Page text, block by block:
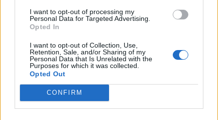
I want to opt-out of processing my
Personal Data for Targeted Advertising.
Opted In
I want to opt-out of Collection, Use,
Retention, Sale, and/or Sharing of my
Personal Data that Is Unrelated with the
Purposes for which it was collected.
Opted Out
CONFIRM
snart kommer i en KDR-utgave, med
betegnelsen IC-4088S. Verdt å vente på?
Leveres i pakke med en radio, belteklips,
bærestropp og engelsk bruksansvisning.
Ekstrautstyr: Ekstern høyttalende mikrofon,
hodesett, bæreveske, 12 v ladekabel,